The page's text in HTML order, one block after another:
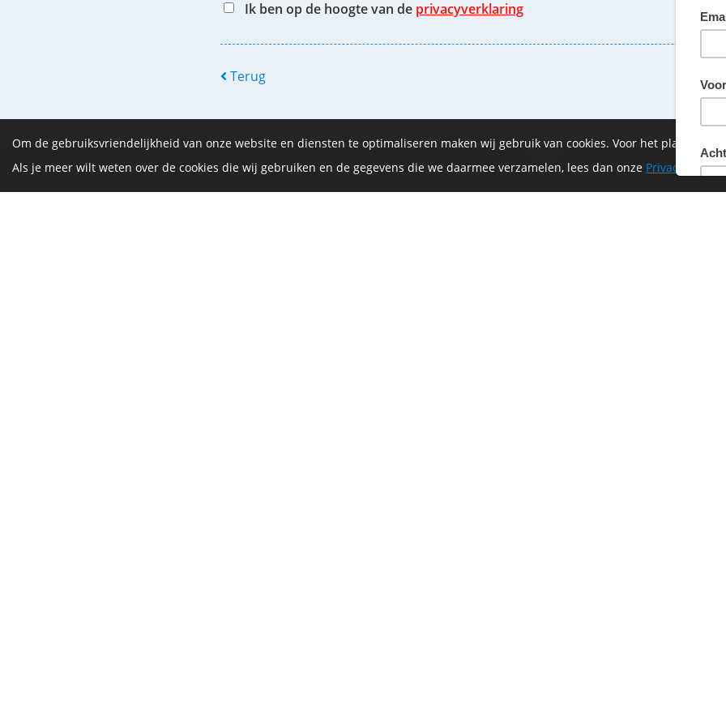
Ik ben op de hoogte van de privacyverklaring
Terug
De Vrijthof-Vrijthof Bike Challenge wordt mede mogelijk
Om de gebruiksvriendelijkheid van onze website en diensten te optimaliseren maken wij gebruik van cookies. Voor het plaatsen
Als je meer wilt weten over de cookies die wij gebruiken en de gegevens die we daarmee verzamelen, lees dan onze